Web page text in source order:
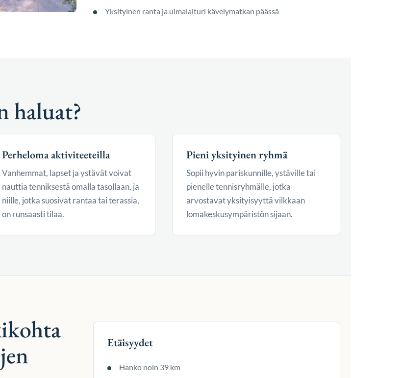
Yksityinen ranta ja uimalaituri kävelymatkan päässä
haluat?
Perheloma aktiviteeteilla
Vanhemmat, lapset ja ystävät voivat
nauttia tenniksestä omalla tasollaan, ja
niille, jotka suosivat rantaa tai terassia,
on runsaasti tilaa.
Pieni yksityinen ryhmä
Sopii hyvin pariskunnille, ystäville tai
pienelle tennisryhmälle, jotka
arvostavat yksityisyyttä vilkkaan
lomakeskusympäristön sijaan.
Etäisyydet
Hanko noin 39 km